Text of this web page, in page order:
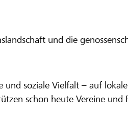
und die
und soziale Vielfalt – auf
schon heute Vereine und